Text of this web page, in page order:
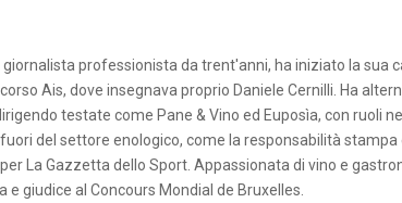
professionista da trent'anni, ha iniziato la sua
Ais, dove insegnava proprio Daniele Cernilli. Ha
testate come Pane & Vino ed Euposìa, con ruoli
del settore enologico, come la responsabilità stampa
La Gazzetta dello Sport. Appassionata di vino e
giudice al Concours Mondial de Bruxelles.